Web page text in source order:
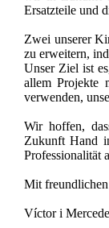
Ersatzteile und
Zwei unserer
zu erweitern,
Unser Ziel ist
allem Projekte
verwenden,
Wir hoffen,
Zukunft Hand
Professionalität
Mit
Víctor i